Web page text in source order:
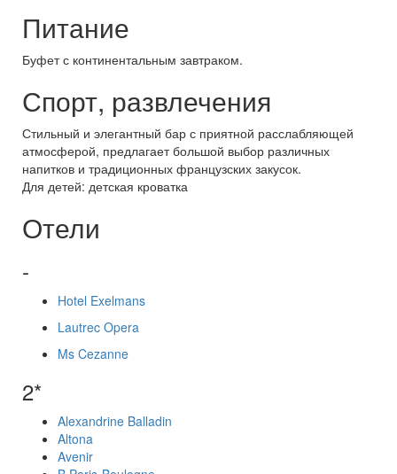
Питание
Буфет с континентальным завтраком.
Спорт, развлечения
Стильный и элегантный бар с приятной расслабляющей
атмосферой, предлагает большой выбор различных
напитков и традиционных французских закусок.
Для детей: детская кроватка
Отели
-
Hotel Exelmans
Lautrec Opera
Ms Cezanne
2*
Alexandrine Balladin
Altona
Avenir